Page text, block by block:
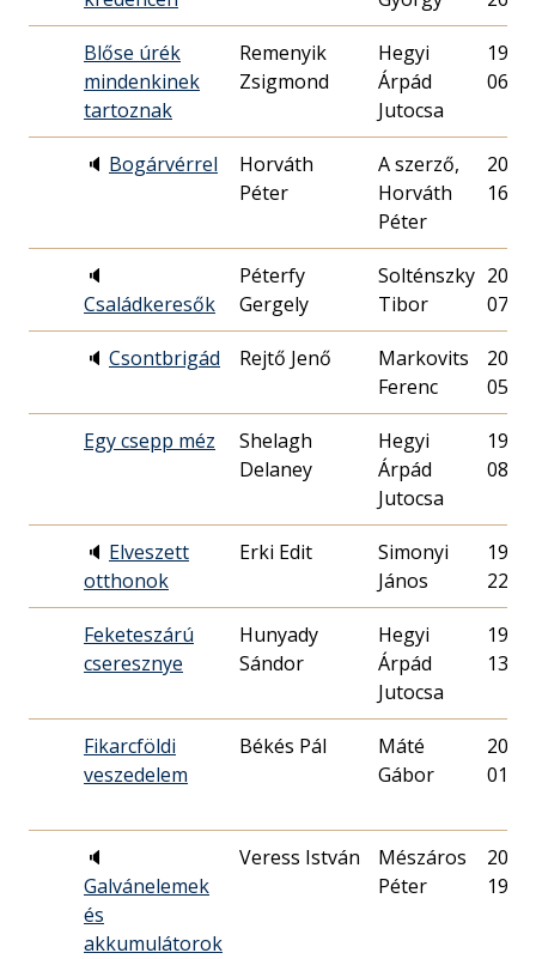
Blőse úrék
mindenkinek
tartoznak
Remenyik
Zsigmond
Hegyi
Árpád
Jutocsa
06.
🔈 Bogárvérrel
Horváth
Péter
A szerző,
Horváth
Péter
16.
🔈
Családkeresők
Péterfy
Gergely
Solténszky
Tibor
07.
🔈 Csontbrigád Rejtő Jenő
Markovits
Ferenc
05.
Egy csepp méz
Shelagh
Delaney
Hegyi
Árpád
Jutocsa
08.
🔈 Elveszett
otthonok
Erki Edit
Simonyi
János
22.
Feketeszárú
cseresznye
Hunyady
Sándor
Hegyi
Árpád
Jutocsa
13.
Fikarcföldi
veszedelem
Békés Pál
Máté
Gábor
01.
🔈
Galvánelemek
és
akkumulátorok
Veress István
Mészáros
Péter
19.